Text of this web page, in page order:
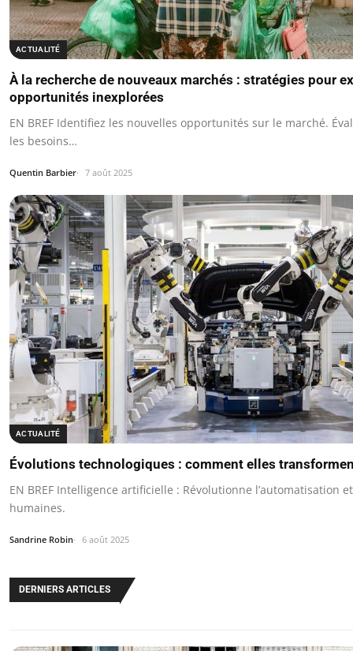
ACTUALITÉ
À la recherche de nouveaux marchés : stratégies pour
opportunités inexplorées
EN BREF Identifiez les nouvelles opportunités sur le marché.
les besoins…
Quentin Barbier 7 août 2025
ACTUALITÉ
Évolutions technologiques : comment elles
EN BREF Intelligence artificielle : Révolutionne l’automatisation
humaines.
Sandrine Robin 6 août 2025
DERNIERS ARTICLES